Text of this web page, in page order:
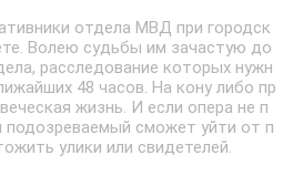
отдела МВД при городск
Волею судьбы им зачастую до
расследование которых нужн
48 часов. На кону либо пр
жизнь. И если опера не п
подозреваемый сможет уйти от п
улики или свидетелей.